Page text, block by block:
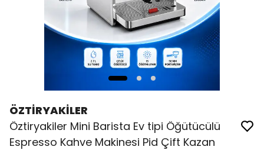
ÖZTİRYAKİLER
Öztiryakiler Mini Barista Ev tipi Öğütücülü
Espresso Kahve Makinesi Pid Çift Kazan